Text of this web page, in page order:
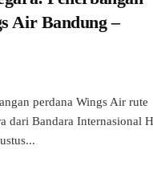
Air Bandung –
perdana Wings Air rute
dari Bandara Internasional